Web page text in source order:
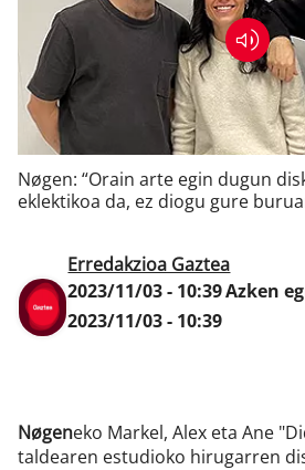
Klisk
Nøgen: “Orain arte egin dugun
eklektikoa da, ez diogu gure
Erredakzioa Gaztea
2023/11/03 - 10:39Azken
2023/11/03 - 10:39
Nøgeneko Markel, Alex eta Ane
taldearen estudioko hirugarren